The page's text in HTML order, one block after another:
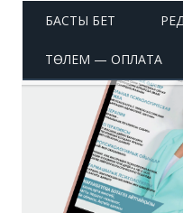
БАСТЫ БЕТ
ТӨЛЕМ — ОПЛАТА